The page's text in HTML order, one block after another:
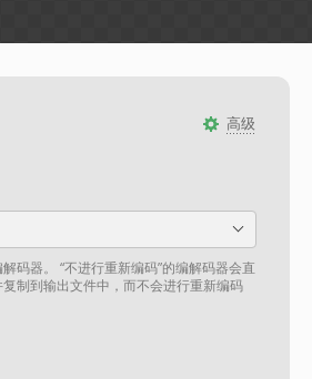
高级
码器。 “不进行重新编码”的编解码器会直
制到输出文件中，而不会进行重新编码